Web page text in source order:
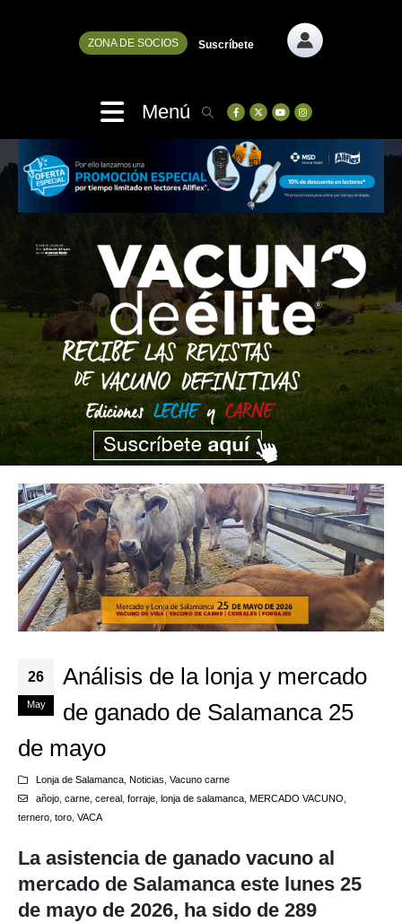
ZONA DE SOCIOS Suscríbete
Menú
26
May
Análisis de la lonja y mercado
de ganado de Salamanca 25
de mayo
Lonja de Salamanca, Noticias Vacuno carne
añojo, carne, cereal, forraje, lonja de salamanca, MERCADO VACUNO
ternero toro VACA
La asistencia de ganado vacuno al
mercado de Salamanca este lunes 25
de mayo de 2026, ha sido de 289